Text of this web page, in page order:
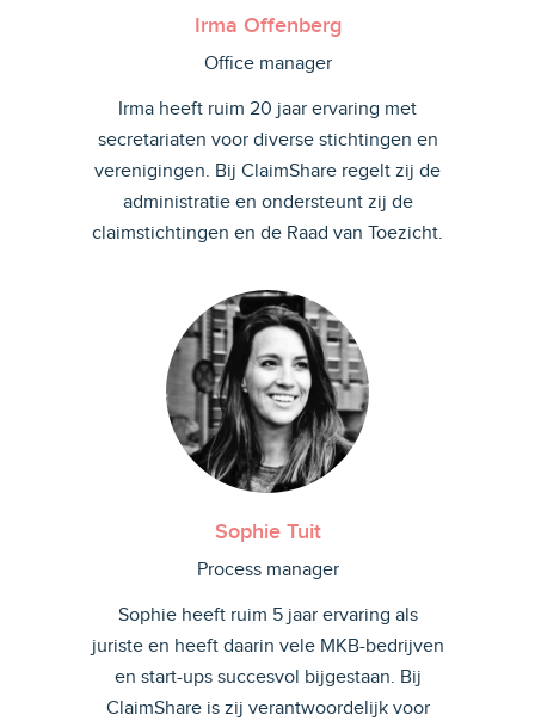
Irma Offenberg
Office manager
Irma heeft ruim 20 jaar ervaring met
secretariaten voor diverse stichtingen en
verenigingen. Bij ClaimShare regelt zij de
administratie en ondersteunt zij de
claimstichtingen en de Raad van Toezicht.
Sophie Tuit
Process manager
Sophie heeft ruim 5 jaar ervaring als
juriste en heeft daarin vele MKB-bedrijven
en start-ups succesvol bijgestaan. Bij
ClaimShare is zij verantwoordelijk voor